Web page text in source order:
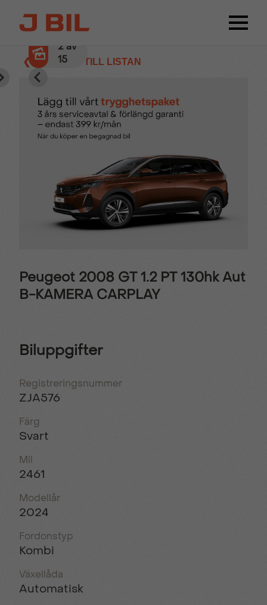
❮ TILLBAKA TILL LISTAN
2av
15
Peugeot 2008 GT 1.2 PT 130hk Aut
B-KAMERA CARPLAY
Biluppgifter
Registreringsnummer
ZJA576
Färg
Svart
Mil
2461
Modellår
2024
Fordonstyp
Kombi
Växellåda
Automatisk